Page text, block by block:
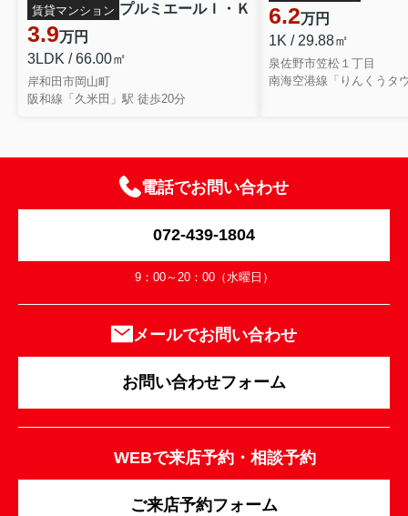
賃貸マンション プルミエールＩ・Ｋ
3.9万円
3LDK / 66.00㎡
岸和田市岡山町
阪和線「久米田」駅 徒歩20分
6.2万円
1K / 29.88㎡
泉佐野市笠松１丁目
南海空港線「りんくうタ
電話でお問い合わせ
072-439-1804
9：00～20：00（水曜日）
メールでお問い合わせ
お問い合わせフォーム
WEBで来店予約・相談予約
ご来店予約フォーム